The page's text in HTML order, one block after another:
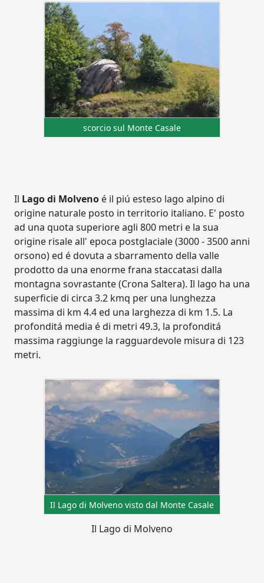
scorcio sul Monte Casale
Il Lago di Molveno é il piú esteso lago alpino di
origine naturale posto in territorio italiano. E' posto
ad una quota superiore agli 800 metri e la sua
origine risale all' epoca postglaciale (3000 - 3500 anni
orsono) ed é dovuta a sbarramento della valle
prodotto da una enorme frana staccatasi dalla
montagna sovrastante (Crona Saltera). Il lago ha una
superficie di circa 3.2 kmq per una lunghezza
massima di km 4.4 ed una larghezza di km 1.5. La
profonditá media é di metri 49.3, la profonditá
massima raggiunge la ragguardevole misura di 123
metri.
Il Lago di Molveno visto dal Monte Casale
Il Lago di Molveno